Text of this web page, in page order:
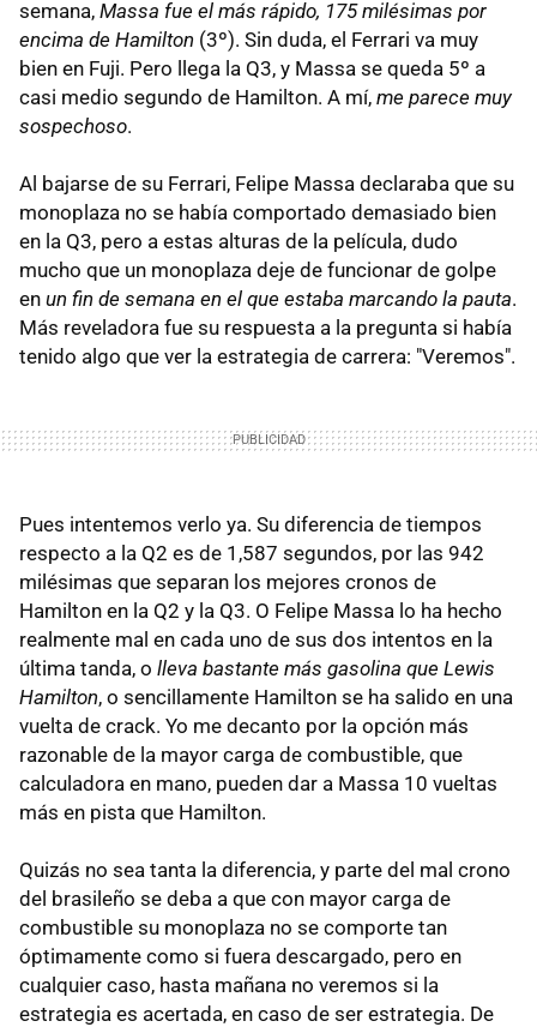
semana, Massa fue el más rápido, 175 milésimas por
encima de Hamilton (3º). Sin duda, el Ferrari va muy
bien en Fuji. Pero llega la Q3, y Massa se queda 5º a
casi medio segundo de Hamilton. A mí, me parece muy
sospechoso.
Al bajarse de su Ferrari, Felipe Massa declaraba que su
monoplaza no se había comportado demasiado bien
en la Q3, pero a estas alturas de la película, dudo
mucho que un monoplaza deje de funcionar de golpe
en un fin de semana en el que estaba marcando la pauta.
Más reveladora fue su respuesta a la pregunta si había
tenido algo que ver la estrategia de carrera: "Veremos".
Pues intentemos verlo ya. Su diferencia de tiempos
respecto a la Q2 es de 1,587 segundos, por las 942
milésimas que separan los mejores cronos de
Hamilton en la Q2 y la Q3. O Felipe Massa lo ha hecho
realmente mal en cada uno de sus dos intentos en la
última tanda, o lleva bastante más gasolina que Lewis
Hamilton, o sencillamente Hamilton se ha salido en una
vuelta de crack. Yo me decanto por la opción más
razonable de la mayor carga de combustible, que
calculadora en mano, pueden dar a Massa 10 vueltas
más en pista que Hamilton.
Quizás no sea tanta la diferencia, y parte del mal crono
del brasileño se deba a que con mayor carga de
combustible su monoplaza no se comporte tan
óptimamente como si fuera descargado, pero en
cualquier caso, hasta mañana no veremos si la
estrategia es acertada, en caso de ser estrategia. De